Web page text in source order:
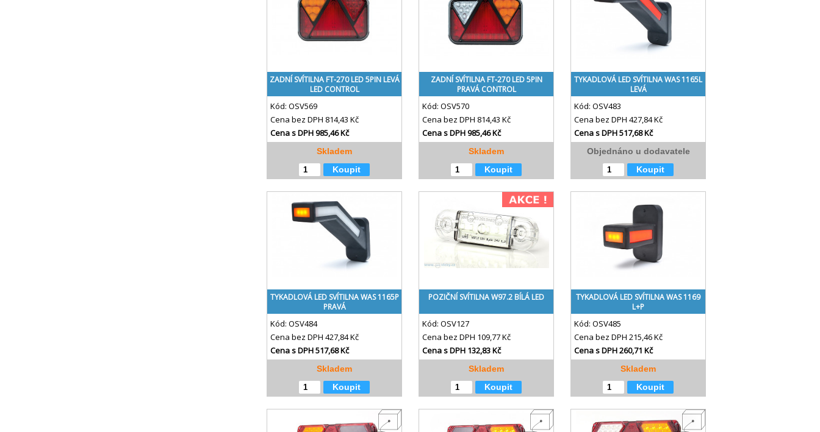
ZADNÍ SVÍTILNA FT-270 LED 5PIN LEVÁ
LED CONTROL
Kód: OSV569
Cena bez DPH 814,43 Kč
Cena s DPH985,46 Kč
Skladem
Koupit
ZADNÍ SVÍTILNA FT-270 LED 5PIN
PRAVÁ CONTROL
Kód: OSV570
Cena bez DPH 814,43 Kč
Cena s DPH985,46 Kč
Skladem
Koupit
TYKADLOVÁ LED SVÍTILNA WAS 1165L
LEVÁ
Kód: OSV483
Cena bez DPH 427,84 Kč
Cena s DPH517,68 Kč
Objednáno u dodavatele
Koupit
TYKADLOVÁ LED SVÍTILNA WAS 1165P
PRAVÁ
Kód: OSV484
Cena bez DPH 427,84 Kč
Cena s DPH517,68 Kč
Skladem
Koupit
POZIČNÍ SVÍTILNA W97.2 BÍLÁ LED
Kód: OSV127
Cena bez DPH 109,77 Kč
Cena s DPH 132,83 Kč
Skladem
Koupit
TYKADLOVÁ LED SVÍTILNA WAS 1169
L+P
Kód: OSV485
Cena bez DPH 215,46 Kč
Cena s DPH260,71 Kč
Skladem
Koupit